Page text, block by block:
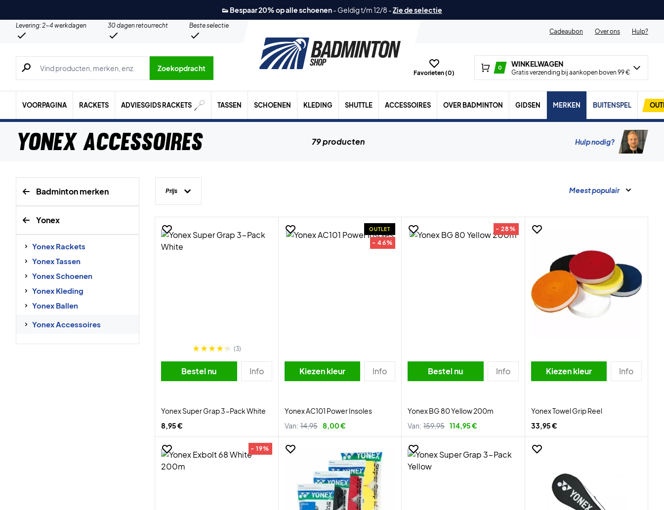
👟 Bespaar 20% op alle schoenen- Geldig t/m 12/8 -Zie de selectie
Levering: 2-4 werkdagen 30 dagen retourrecht
Beste selectie
Cadeaubon
Over ons Hulp?
Zoeken naar producten, merken etc.
Zoekopdracht
Favorieten (0)
0 WINKELWAGEN
Gratis verzending bij aankopen boven 99 €
VOORPAGINA RACKETS ADVIESGIDS RACKETS TASSEN SCHOENEN KLEDING SHUTTLE ACCESSOIRES OVER BADMINTON GIDSEN MERKEN BUITENSPEL
Yonex Accessoires 79 producten Hulp nodig?
Badminton merken
Yonex
Yonex Rackets
Yonex Tassen
Yonex Schoenen
Yonex Kleding
Yonex Ballen
Yonex Accessoires
Prijs Meest populair
(3)
Bestel nu Info
Yonex Super Grap 3-Pack White
8,95 €
OUTLET
- 46%
Kiezen kleur Info
Yonex AC101 Power Insoles
Van: 14,95 8,00 €
- 28%
Bestel nu Info
Yonex BG 80 Yellow 200m
Van: 159,95 114,95 €
Kiezen kleur Info
Yonex Towel Grip Reel
33,95 €
- 19%